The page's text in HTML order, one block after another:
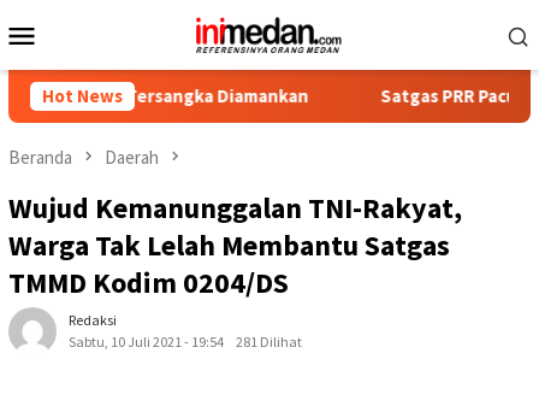
ke
Mobile
Hot News
Tersangka Diamankan Satgas PRR Pacu Realisasi
Beranda Daerah
Wujud Kemanunggalan TNI-Rakyat,
Warga Tak Lelah Membantu Satgas
TMMD Kodim 0204/DS
Redaksi
Sabtu, 10 Juli 2021 - 19:54
281 Dilihat